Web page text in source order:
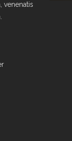
venenatis